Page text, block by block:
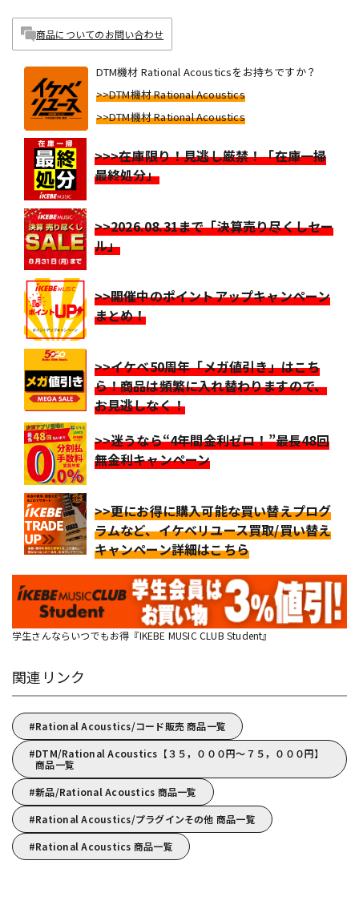
商品についてのお問い合わせ
DTM機材 Rational Acousticsをお持ちですか？
>>DTM機材 Rational Acoustics
>>DTM機材 Rational Acoustics
>>>在庫限り！見逃し厳禁！「在庫一掃
最終処分」
>>2026.08.31まで「決算売り尽くしセー
ル」
>>開催中のポイントアップキャンペーン
まとめ！
>>イケベ50周年「メガ値引き」はこち
ら！商品は頻繁に入れ替わりますので、
お見逃しなく！
>>迷うなら“4年間金利ゼロ！”最長48回
無金利キャンペーン
>>更にお得に購入可能な買い替えプログ
ラムなど、イケベリユース買取/買い替え
キャンペーン詳細はこちら
学生さんならいつでもお得『IKEBE MUSIC CLUB Student』
関連リンク
Rational Acoustics/コード販売 商品一覧
DTM/Rational Acoustics【３５，０００円～７５，０００円】
商品一覧
新品/Rational Acoustics 商品一覧
Rational Acoustics/プラグインその他 商品一覧
Rational Acoustics 商品一覧